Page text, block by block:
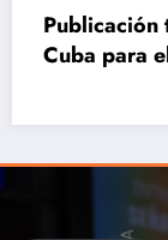
Primero de
defiende